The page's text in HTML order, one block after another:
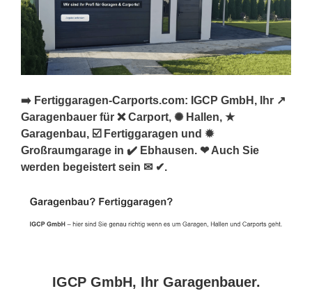
➡️ Fertiggaragen-Carports.com: IGCP GmbH, Ihr ↗️
Garagenbauer für ❌ Carport, ✺ Hallen, ★
Garagenbau, ☑️ Fertiggaragen und ✹
Großraumgarage in ✔️ Ebhausen. ❤ Auch Sie
werden begeistert sein ✉ ✔.
IGCP GmbH, Ihr Garagenbauer.